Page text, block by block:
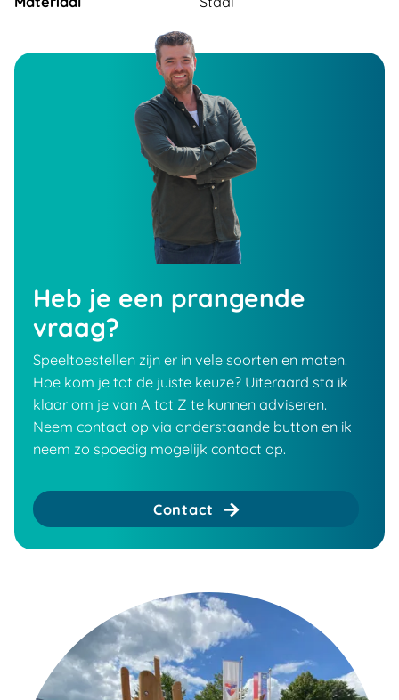
Heb je een prangende
vraag?
Speeltoestellen zijn er in vele soorten en maten.
Hoe kom je tot de juiste keuze? Uiteraard sta ik
klaar om je van A tot Z te kunnen adviseren.
Neem contact op via onderstaande button en ik
neem zo spoedig mogelijk contact op.
Contact